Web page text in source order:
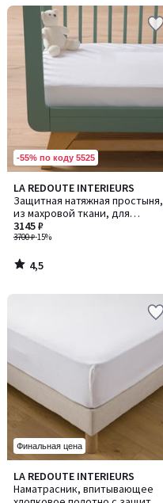
-55% по коду 5525
LA REDOUTE INTERIEURS
Защитная натяжная простыня,
из махровой ткани, для
новорожденного
3700 ₽-15%
3145 ₽
4,5
/ 5
4,5
/
Финальная цена
LA REDOUTE INTERIEURS
Наматрасник, впитывающее
4,4
/ 5